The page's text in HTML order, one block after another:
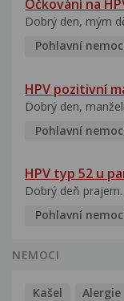
Očkování na
Dobrý den, mým
Pohlavní
HPV pozitivní
Dobrý den,
Pohlavní
HPV typ 52 u
Dobrý deň
Pohlavní
NEMOCI
Kašel Alergie